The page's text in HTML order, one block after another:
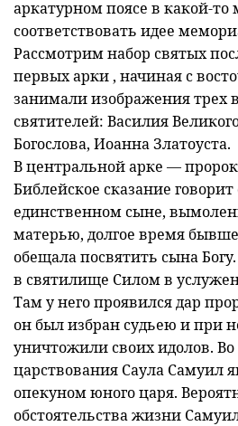
аркатурном поясе в какой-
соответствовать идее
Рассмотрим набор святых
первых арки , начиная с
занимали изображения трех
святителей: Василия
Богослова, Иоанна Златоуста.
В центральной арке —
Библейское сказание
единственном сыне,
матерью, долгое время
обещала посвятить сына Богу.
в святилище Силом в
Там у него проявился дар
он был избран судьею и при
уничтожили своих идолов.
царствования Саула Самуил
опекуном юного царя.
обстоятельства жизни